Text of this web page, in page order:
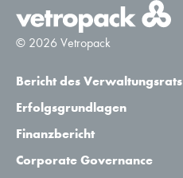
© 2026 Vetropack
Bericht des Verwaltungsrats
Erfolgsgrundlagen
Finanzbericht
Corporate Governance